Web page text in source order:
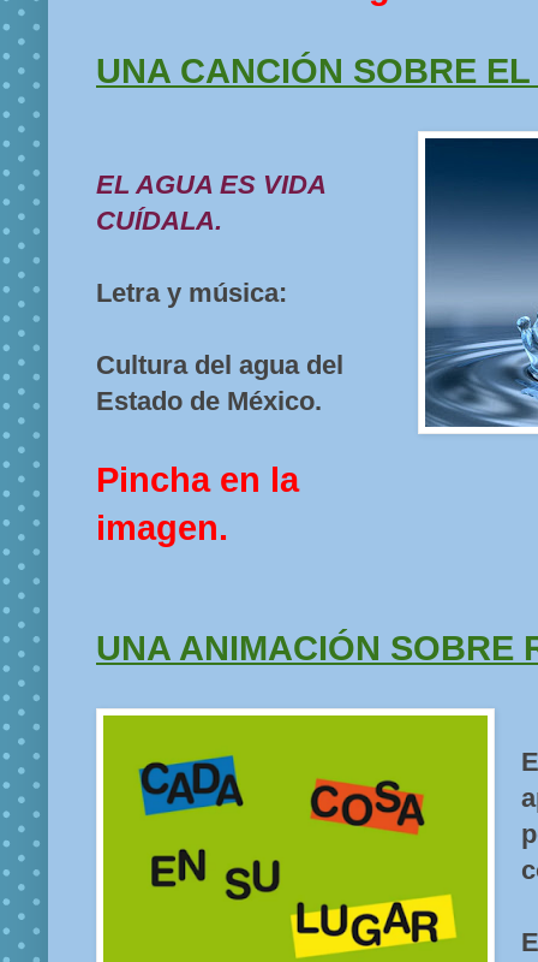
UNA CANCIÓN SOBRE
EL AGUA ES VIDA
CUÍDALA.
Letra y música:
Cultura del agua del
Estado de México.
Pincha en la
imagen.
UNA ANIMACIÓN SOBRE